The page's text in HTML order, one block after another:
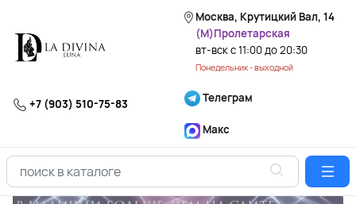
Москва, Крутицкий Вал, 14
(М)Пролетарская
вт-вск с 11:00 до 20:30
Понедельник - выходной
+7 (903) 510-75-83 Телеграм
Макс